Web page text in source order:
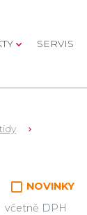
SERVIS
NOVINKY
včetně DPH